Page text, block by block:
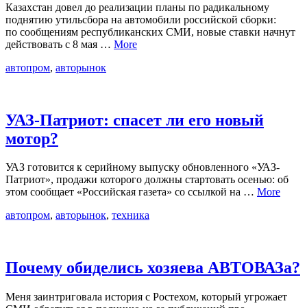
Казахстан довел до реализации планы по радикальному
поднятию утильсбора на автомобили российской сборки:
по сообщениям республиканских СМИ, новые ставки начнут
действовать с 8 мая … More
автопром, авторынок
УАЗ-Патриот: спасет ли его новый
мотор?
УАЗ готовится к серийному выпуску обновленного «УАЗ-
Патриот», продажи которого должны стартовать осенью: об
этом сообщает «Российская газета» со ссылкой на … More
автопром, авторынок, техника
Почему обиделись хозяева АВТОВАЗа?
Меня заинтриговала история с Ростехом, который угрожает